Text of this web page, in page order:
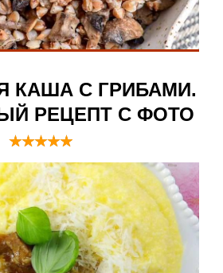
КАША С ГРИБАМИ.
РЕЦЕПТ С ФОТО